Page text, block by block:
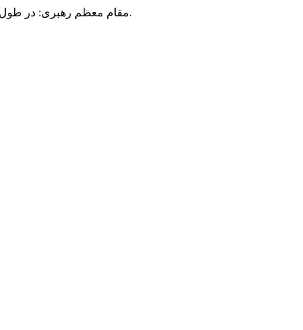
مقام معظم رهبری: در طول تاریخ، رنگ های گوناگون بر سیاست این کشور پهناور سایه افکند؛ اما رنگ ثابت مردم گیلان، رنگ ایمان بود.